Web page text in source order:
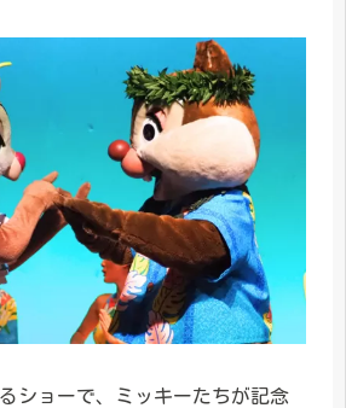
ショーで、ミッキーたちが記念